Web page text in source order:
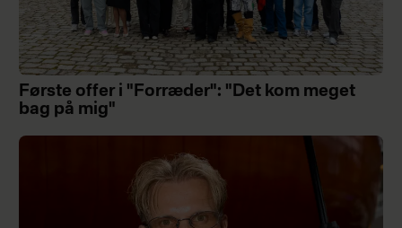
Første offer i "Forræder": "Det kom meget
bag på mig"